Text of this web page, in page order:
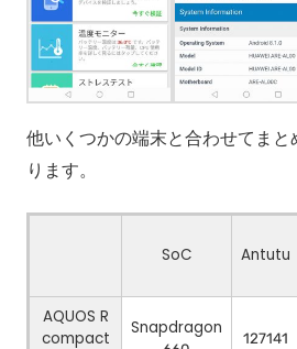
他いくつかの端末と合わせてま
ります。
SoC Antutu
AQUOS R
compact
Snapdragon
127141